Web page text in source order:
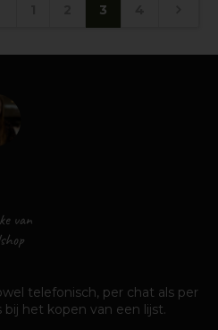
3
telefonisch, per chat als per
het kopen van een lijst.